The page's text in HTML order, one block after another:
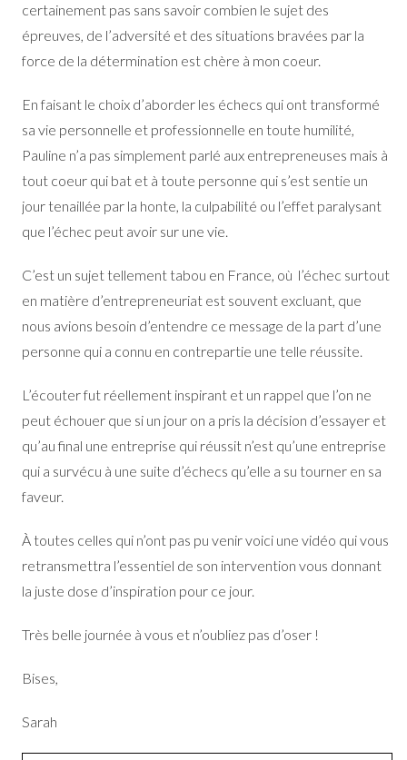
certainement pas sans savoir combien le sujet des
épreuves, de l’adversité et des situations bravées par la
force de la détermination est chère à mon coeur.
En faisant le choix d’aborder les échecs qui ont transformé
sa vie personnelle et professionnelle en toute humilité,
Pauline n’a pas simplement parlé aux entrepreneuses mais à
tout coeur qui bat et à toute personne qui s’est sentie un
jour tenaillée par la honte, la culpabilité ou l’effet paralysant
que l’échec peut avoir sur une vie.
C’est un sujet tellement tabou en France, où l’échec surtout
en matière d’entrepreneuriat est souvent excluant, que
nous avions besoin d’entendre ce message de la part d’une
personne qui a connu en contrepartie une telle réussite.
L’écouter fut réellement inspirant et un rappel que l’on ne
peut échouer que si un jour on a pris la décision d’essayer et
qu’au final une entreprise qui réussit n’est qu’une entreprise
qui a survécu à une suite d’échecs qu’elle a su tourner en sa
faveur.
À toutes celles qui n’ont pas pu venir voici une vidéo qui vous
retransmettra l’essentiel de son intervention vous donnant
la juste dose d’inspiration pour ce jour.
Très belle journée à vous et n’oubliez pas d’oser !
Bises,
Sarah